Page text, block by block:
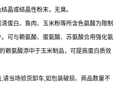
晶或结晶性粉末，无臭。
蛋白、鱼肉、玉米粉等所含色氨酸为限制
可与赖氨酸、蛋氨酸、苏氨酸合用强化氨
赖氨酸添中于玉米制品，可提高蛋白质效
,请当场验货卸车,如包装破损、商品数量不